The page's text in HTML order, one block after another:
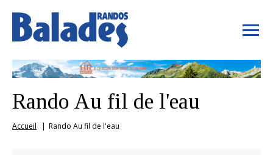
Rando Au fil de l'eau
Accueil Rando Au fil de l'eau